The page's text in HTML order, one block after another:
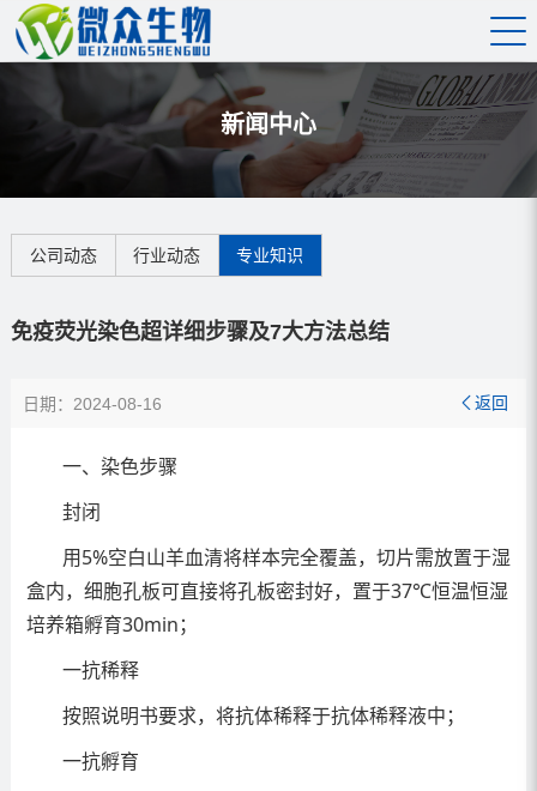
新闻中心
公司动态 行业动态 专业知识
免疫荧光染色超详细步骤及7大方法总结
日期：2024-08-16 返回
一、染色步骤
封闭
用5%空白山羊血清将样本完全覆盖，切片需放置于湿
盒内，细胞孔板可直接将孔板密封好，置于37℃恒温恒湿
培养箱孵育30min；
一抗稀释
按照说明书要求，将抗体稀释于抗体稀释液中；
一抗孵育